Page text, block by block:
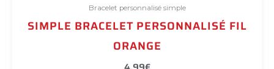
Bracelet personnalisé simple
SIMPLE BRACELET PERSONNALISÉ FIL
ORANGE